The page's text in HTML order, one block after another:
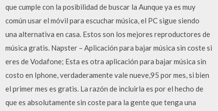
que cumple con la posibilidad de buscar la Aunque ya es muy
común usar el móvil para escuchar música, el PC sigue siendo
una alternativa en casa. Estos son los mejores reproductores de
música gratis. Napster – Aplicación para bajar música sin coste si
eres de Vodafone; Esta es otra aplicación para bajar música sin
costo en Iphone, verdaderamente vale nueve,95 por mes, si bien
el primer mes es gratis. La razón de incluirla es por el hecho de
que es absolutamente sin coste para la gente que tenga una